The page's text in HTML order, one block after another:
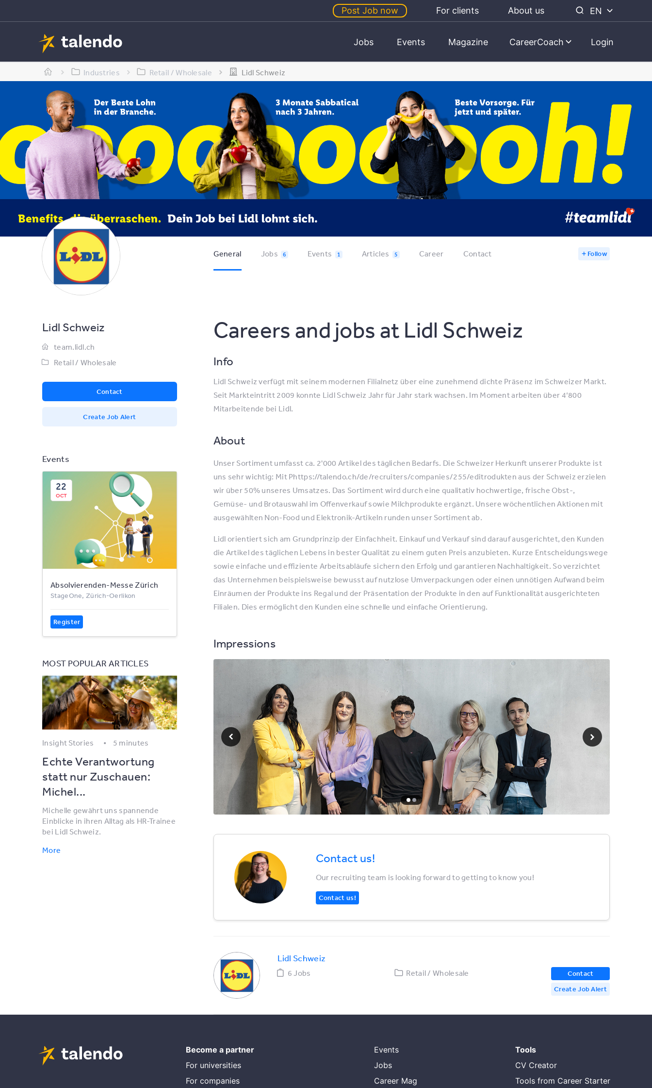
Post Job now For clients About us EN
Jobs Events Magazine CareerCoach Login
Industries Retail / Wholesale Lidl Schweiz
General Jobs 6 Events 1 Articles 5 Career Contact Follow
Lidl Schweiz
team.lidl.ch
Retail / Wholesale
Contact
Create Job Alert
Events
22
OCT
Absolvierenden-Messe Zürich
StageOne, Zürich-Oerlikon
Register
MOST POPULAR ARTICLES
Insight Stories 5 minutes
Echte Verantwortung
statt nur Zuschauen:
Michel...
Michelle gewährt uns spannende
Einblicke in ihren Alltag als HR-Trainee
bei Lidl Schweiz.
More
Careers and jobs at Lidl Schweiz
Info
Lidl Schweiz verfügt mit seinem modernen Filialnetz über eine zunehmend dichte Präsenz im Schweizer Markt.
Seit Markteintritt 2009 konnte Lidl Schweiz Jahr für Jahr stark wachsen. Im Moment arbeiten über 4‘800
Mitarbeitende bei Lidl.
About
Unser Sortiment umfasst ca. 2'000 Artikel des täglichen Bedarfs. Die Schweizer Herkunft unserer Produkte ist
uns sehr wichtig: Mit Phttps://talendo.ch/de/recruiters/companies/255/editrodukten aus der Schweiz erzielen
wir über 50% unseres Umsatzes. Das Sortiment wird durch eine qualitativ hochwertige, frische Obst-,
Gemüse- und Brotauswahl im Offenverkauf sowie Milchprodukte ergänzt. Unsere wöchentlichen Aktionen mit
ausgewählten Non-Food und Elektronik-Artikeln runden unser Sortiment ab.
Lidl orientiert sich am Grundprinzip der Einfachheit. Einkauf und Verkauf sind darauf ausgerichtet, den Kunden
die Artikel des täglichen Lebens in bester Qualität zu einem guten Preis anzubieten. Kurze Entscheidungswege
sowie einfache und effiziente Arbeitsabläufe sichern den Erfolg und garantieren Nachhaltigkeit. So verzichtet
das Unternehmen beispielsweise bewusst auf nutzlose Umverpackungen oder einen unnötigen Aufwand beim
Einräumen der Produkte ins Regal und der Präsentation der Produkte in den auf Funktionalität ausgerichteten
Filialen. Dies ermöglicht den Kunden eine schnelle und einfache Orientierung.
Impressions
Contact us!
Our recruiting team is looking forward to getting to know you!
Contact us!
Lidl Schweiz
6 Jobs Retail / Wholesale
Contact
Create Job Alert
Become a partner
For universities
For companies
Events
Jobs
Career Mag
Tools
CV Creator
Tools from Career Starter